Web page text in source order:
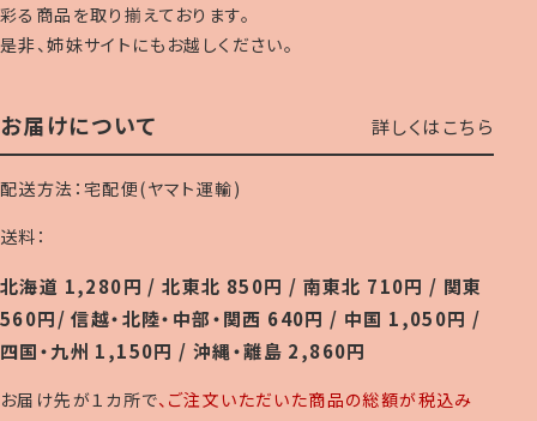
彩る商品を取り揃えております。
是非、姉妹サイトにもお越しください。
お届けについて 詳しくはこちら
配送方法：宅配便(ヤマト運輸)
送料：
北海道 1,280円 / 北東北 850円 / 南東北 710円 / 関東
560円/ 信越・北陸・中部・関西 640円 / 中国 1,050円 /
四国・九州 1,150円 / 沖縄・離島 2,860円
お届け先が１カ所で、ご注文いただいた商品の総額が税込み